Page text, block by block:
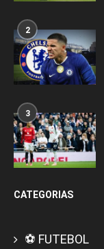
2
3
CATEGORIAS
⚽ FUTEBOL